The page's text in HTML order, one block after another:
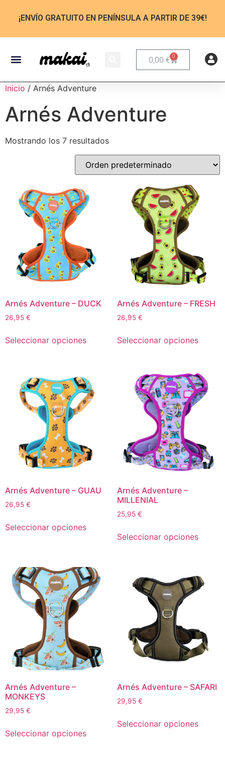
¡ENVÍO GRATUITO EN PENÍNSULA A PARTIR DE 39€!
0,00 € 0
Inicio / Arnés Adventure
Arnés Adventure
Mostrando los 7 resultados
Arnés Adventure – DUCK
26,95 €
Seleccionar opciones
Arnés Adventure – FRESH
26,95 €
Seleccionar opciones
Arnés Adventure – GUAU
26,95 €
Seleccionar opciones
Arnés Adventure –
MILLENIAL
25,95 €
Seleccionar opciones
Arnés Adventure –
MONKEYS
29,95 €
Seleccionar opciones
Arnés Adventure – SAFARI
29,95 €
Seleccionar opciones